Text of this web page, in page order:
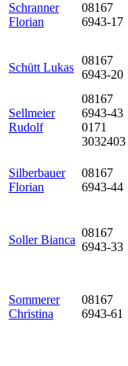
Schranner
Florian
08167
6943-17
Schütt Lukas
08167
6943-20
Sellmeier
Rudolf
08167
6943-43
0171
3032403
Silberbauer
Florian
08167
6943-44
Soller Bianca
08167
6943-33
Sommerer
Christina
08167
6943-61